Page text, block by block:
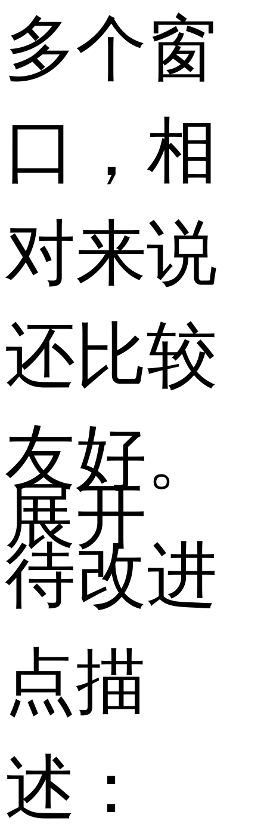
多个窗
口，相
对来说
还比较
友好。
展开
待改进
点描
述：